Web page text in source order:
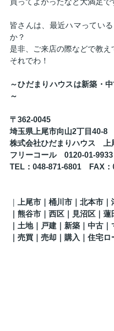
皆さんは、最近ハマってい
か？
是非、ご来店の際などで教え
それでわ！
～ひだまりハウスは新築・
～
〒362-0045
埼玉県上尾市向山2丁目40-8
株式会社ひだまりハウス 上
フリーコール 0120-01-9933
TEL ：048-871-6801 FAX ：
上尾市｜桶川市｜北本市
熊谷市 ｜西区｜見沼区 ｜
｜土地｜戸建｜新築｜中古｜
｜売買｜売却｜購入｜住宅ロ